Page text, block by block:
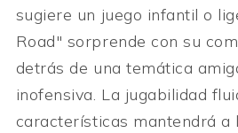
sugiere un juego infantil o
Road" sorprende con su
detrás de una temática
inofensiva. La jugabilidad
características mantendrá a